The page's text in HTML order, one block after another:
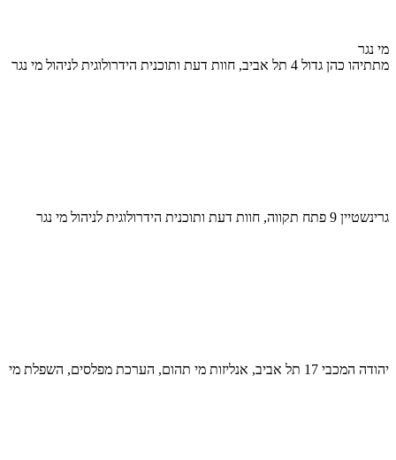
מי נגר
מתתיהו כהן גדול 4 תל אביב, חוות דעת ותוכנית הידרולוגית לניהול מי נגר
גרינשטיין 9 פתח תקווה, חוות דעת ותוכנית הידרולוגית לניהול מי נגר
יהודה המכבי 17 תל אביב, אנליזות מי תהום, הערכת מפלסים, השפלת מי